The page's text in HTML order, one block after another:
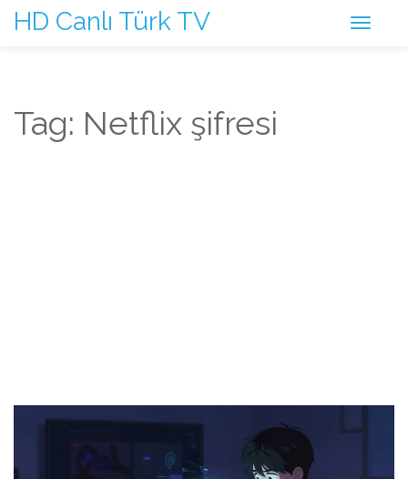
HD Canlı Türk TV
Tag: Netflix şifresi